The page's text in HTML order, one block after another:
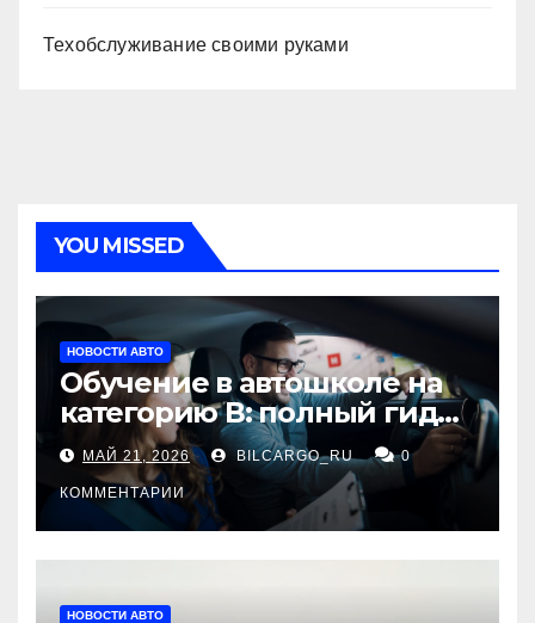
Техобслуживание своими руками
YOU MISSED
НОВОСТИ АВТО
Обучение в автошколе на
категорию В: полный гид
для будущих водителей
МАЙ 21, 2026 BILCARGO_RU 0
КОММЕНТАРИИ
НОВОСТИ АВТО